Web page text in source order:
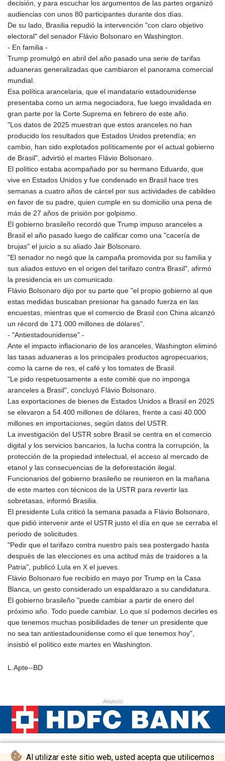
Al utilizar este sitio web, usted acepta que utilicemos
1590322.371805
ISK 142.598215
JEP 0.8566
JMD 183.057725
JPY 182.445186
KES 149.158147
KHR 4681.941823
KMF 492.514185
KRW 1627.712241
KWD 0.356853
KYD 0.960588
KZT 540.233287
LAK 26025.676609
LBP
103223.017367
LKR 386.635196
LRD 208.057415
LSL 18.726567
LTL 3.413768
LVL 0.699335
LYD 7.331909
MAD 10.743067
MDL 20.044751
MGA 4918.938878
MKD 61.524236
MMK 2427.596601
MNT 4159.0218
MOP 9.314584
MUR 54.419742
MVR 17.862733
MWK 1998.775164
MXN 19.811945
MYR 4.728715
MZN 73.882892
NAD 18.726567
NGN 1577.963717
NIO 42.419473
NOK 10.99759
NPR 175.501819
NZD 1.961547
OMR 0.442445
PAB 1.152686
PGK 5.093937
PHP 70.183258
PLN 4.299905
PYG 6853.914834
QAR 4.213648
RON 5.244583
RSD 117.338542
RUB 94.679224
RWF 1694.978938
SAR 4.345489
SBD 9.325039
SCR 16.705092
SOS 658.791814
SRD 43.778814
STD 23929.673396
STN 24.499696
SZL 18.722767
decisión, y para escuchar los argumentos de las partes organizó
audiencias con unos 80 participantes durante dos días.
De su lado, Brasilia repudió la intervención "con claro objetivo
electoral" del senador Flávio Bolsonaro en Washington.
- En familia -
Trump promulgó en abril del año pasado una serie de tarifas
aduaneras generalizadas que cambiaron el panorama comercial
mundial.
Esa política arancelaria, que el mandatario estadounidense
presentaba como un arma negociadora, fue luego invalidada en
gran parte por la Corte Suprema en febrero de este año.
"Los datos de 2025 muestran que estos aranceles no han
producido los resultados que Estados Unidos pretendía; en
cambio, han sido explotados políticamente por el actual gobierno
de Brasil", advirtió el martes Flávio Bolsonaro.
El político estaba acompañado por su hermano Eduardo, que
vive en Estados Unidos y fue condenado en Brasil hace tres
semanas a cuatro años de cárcel por sus actividades de cabildeo
en favor de su padre, quien cumple en su domicilio una pena de
más de 27 años de prisión por golpismo.
El gobierno brasileño recordó que Trump impuso aranceles a
Brasil el año pasado luego de calificar como una "cacería de
brujas" el juicio a su aliado Jair Bolsonaro.
"El senador no negó que la campaña promovida por su familia y
sus aliados estuvo en el origen del tarifazo contra Brasil", afirmó
la presidencia en un comunicado.
Flávio Bolsonaro dijo por su parte que "el propio gobierno al que
estas medidas buscaban presionar ha ganado fuerza en las
encuestas, mientras que el comercio de Brasil con China alcanzó
un récord de 171.000 millones de dólares".
- "Antiestadounidense" -
Ante el impacto inflacionario de los aranceles, Washington eliminó
las tasas aduaneras a los principales productos agropecuarios,
como la carne de res, el café y los tomates de Brasil.
"Le pido respetuosamente a este comité que no imponga
aranceles a Brasil", concluyó Flávio Bolsonaro.
Las exportaciones de bienes de Estados Unidos a Brasil en 2025
se elevaron a 54.400 millones de dólares, frente a casi 40.000
millones en importaciones, según datos del USTR.
La investigación del USTR sobre Brasil se centra en el comercio
digital y los servicios bancarios, la lucha contra la corrupción, la
protección de la propiedad intelectual, el acceso al mercado de
etanol y las consecuencias de la deforestación ilegal.
Funcionarios del gobierno brasileño se reunieron en la mañana
de este martes con técnicos de la USTR para revertir las
sobretasas, informó Brasilia.
El presidente Lula criticó la semana pasada a Flávio Bolsonaro,
que pidió intervenir ante el USTR justo el día en que se cerraba el
periodo de solicitudes.
"Pedir que el tarifazo contra nuestro país sea postergado hasta
después de las elecciones es una actitud más de traidores a la
Patria", publicó Lula en X el jueves.
Flávio Bolsonaro fue recibido en mayo por Trump en la Casa
Blanca, un gesto considerado un espaldarazo a su candidatura.
El gobierno brasileño "puede cambiar a partir de enero del
próximo año. Todo puede cambiar. Lo que sí podemos decirles es
que tenemos muchas posibilidades de tener un presidente que
no sea tan antiestadounidense como el que tenemos hoy",
insistió el político este martes en Washington.
L.Apte--BD
Anuncio